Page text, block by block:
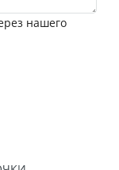
нашего